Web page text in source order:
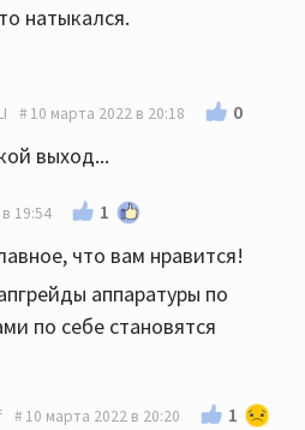
натыкался.
10 марта 2022 в 20:18 0
выход...
19:54 1
что вам нравится!
аппаратуры по
по себе становятся
10 марта 2022 в 20:20 1